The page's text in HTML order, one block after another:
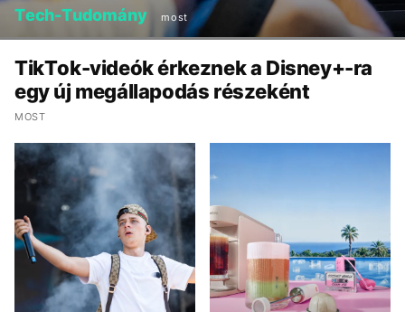
Tech-Tudomány most
TikTok-videók érkeznek a Disney+-ra
egy új megállapodás részeként
MOST